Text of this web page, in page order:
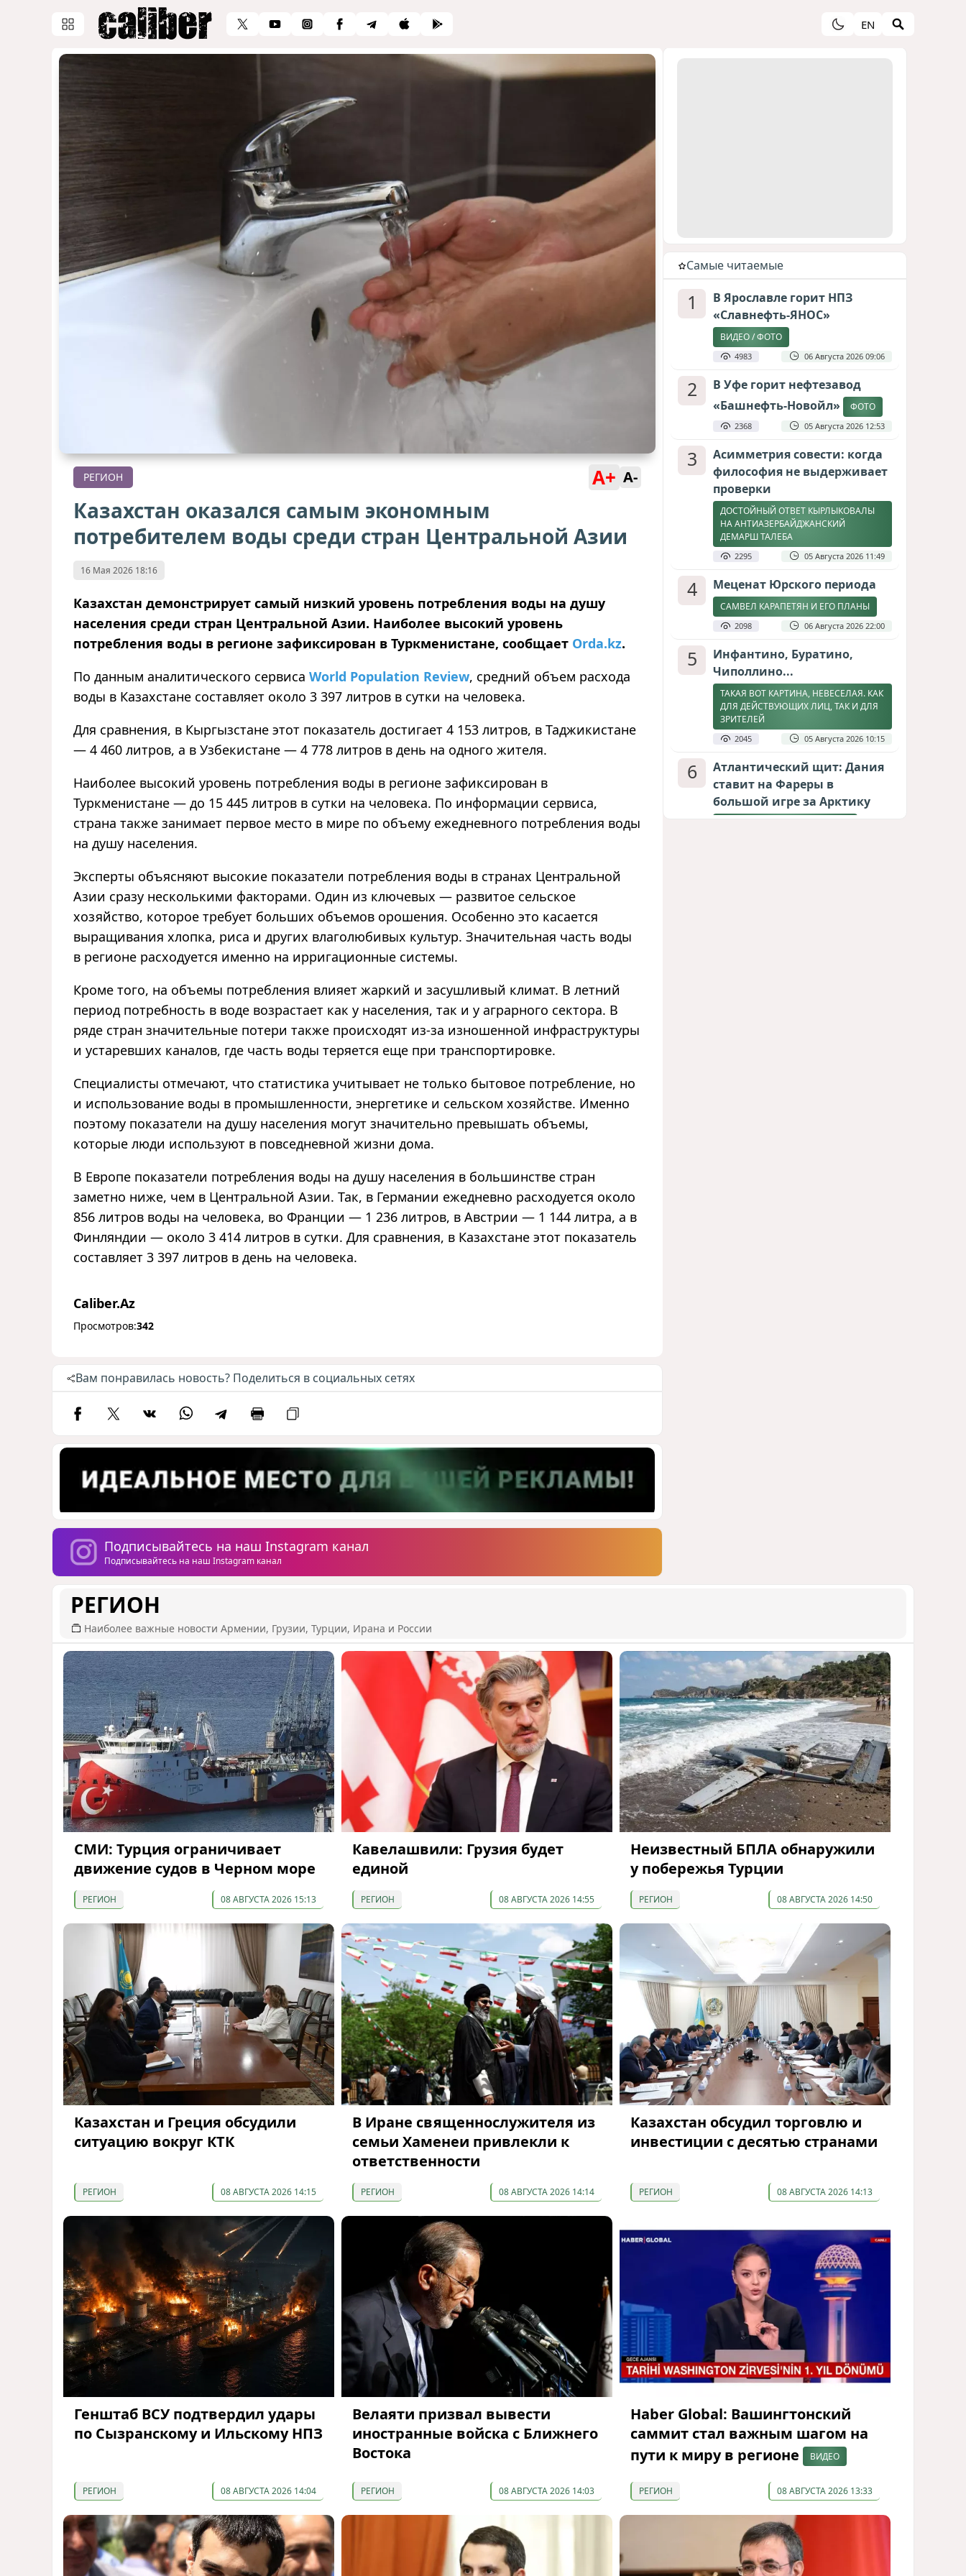
EN
РЕГИОН A+ A-
Казахстан оказался самым экономным
потребителем воды среди стран Центральной Азии
16 Мая 2026 18:16
Казахстан демонстрирует самый низкий уровень потребления воды на душу
населения среди стран Центральной Азии. Наиболее высокий уровень
потребления воды в регионе зафиксирован в Туркменистане, сообщает Orda.kz.
По данным аналитического сервиса World Population Review, средний объем расхода
воды в Казахстане составляет около 3 397 литров в сутки на человека.
Для сравнения, в Кыргызстане этот показатель достигает 4 153 литров, в Таджикистане
— 4 460 литров, а в Узбекистане — 4 778 литров в день на одного жителя.
Наиболее высокий уровень потребления воды в регионе зафиксирован в
Туркменистане — до 15 445 литров в сутки на человека. По информации сервиса,
страна также занимает первое место в мире по объему ежедневного потребления воды
на душу населения.
Эксперты объясняют высокие показатели потребления воды в странах Центральной
Азии сразу несколькими факторами. Один из ключевых — развитое сельское
хозяйство, которое требует больших объемов орошения. Особенно это касается
выращивания хлопка, риса и других влаголюбивых культур. Значительная часть воды
в регионе расходуется именно на ирригационные системы.
Кроме того, на объемы потребления влияет жаркий и засушливый климат. В летний
период потребность в воде возрастает как у населения, так и у аграрного сектора. В
ряде стран значительные потери также происходят из-за изношенной инфраструктуры
и устаревших каналов, где часть воды теряется еще при транспортировке.
Специалисты отмечают, что статистика учитывает не только бытовое потребление, но
и использование воды в промышленности, энергетике и сельском хозяйстве. Именно
поэтому показатели на душу населения могут значительно превышать объемы,
которые люди используют в повседневной жизни дома.
В Европе показатели потребления воды на душу населения в большинстве стран
заметно ниже, чем в Центральной Азии. Так, в Германии ежедневно расходуется около
856 литров воды на человека, во Франции — 1 236 литров, в Австрии — 1 144 литра, а в
Финляндии — около 3 414 литров в сутки. Для сравнения, в Казахстане этот показатель
составляет 3 397 литров в день на человека.
Caliber.Az
Просмотров:342
Вам понравилась новость? Поделиться в социальных сетях
Подписывайтесь на наш Instagram канал
Подписывайтесь на наш Instagram канал
Cамые читаемые
1
В Ярославле горит НПЗ
«Славнефть-ЯНОС»
ВИДЕО / ФОТО
4983 06 Августа 2026 09:06
2
В Уфе горит нефтезавод
«Башнефть-Новойл»
ФОТО
2368 05 Августа 2026 12:53
3
Асимметрия совести: когда
философия не выдерживает
проверки
ДОСТОЙНЫЙ ОТВЕТ КЫРЛЫКОВАЛЫ
НА АНТИАЗЕРБАЙДЖАНСКИЙ
ДЕМАРШ ТАЛЕБА
2295 05 Августа 2026 11:49
4 Меценат Юрского периода
САМВЕЛ КАРАПЕТЯН И ЕГО ПЛАНЫ
2098 06 Августа 2026 22:00
5
Инфантино, Буратино,
Чиполлино...
ТАКАЯ ВОТ КАРТИНА, НЕВЕСЕЛАЯ. КАК
ДЛЯ ДЕЙСТВУЮЩИХ ЛИЦ, ТАК И ДЛЯ
ЗРИТЕЛЕЙ
2045 05 Августа 2026 10:15
6
Атлантический щит: Дания
ставит на Фареры в
большой игре за Арктику
РЕГИОН
Наиболее важные новости Армении, Грузии, Турции, Ирана и России
СМИ: Турция ограничивает
движение судов в Черном море
РЕГИОН 08 АВГУСТА 2026 15:13
Кавелашвили: Грузия будет
единой
РЕГИОН 08 АВГУСТА 2026 14:55
Неизвестный БПЛА обнаружили
у побережья Турции
РЕГИОН 08 АВГУСТА 2026 14:50
Казахстан и Греция обсудили
ситуацию вокруг КТК
РЕГИОН 08 АВГУСТА 2026 14:15
В Иране священнослужителя из
семьи Хаменеи привлекли к
ответственности
РЕГИОН 08 АВГУСТА 2026 14:14
Казахстан обсудил торговлю и
инвестиции с десятью странами
РЕГИОН 08 АВГУСТА 2026 14:13
Генштаб ВСУ подтвердил удары
по Сызранскому и Ильскому НПЗ
РЕГИОН 08 АВГУСТА 2026 14:04
Велаяти призвал вывести
иностранные войска с Ближнего
Востока
РЕГИОН 08 АВГУСТА 2026 14:03
Haber Global: Вашингтонский
саммит стал важным шагом на
пути к миру в регионе
ВИДЕО
РЕГИОН 08 АВГУСТА 2026 13:33